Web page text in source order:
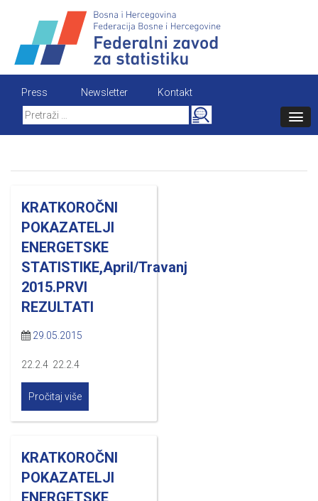
content
Press Newsletter
Kontakt
Search
for:
KRATKOROČNI
POKAZATELJI
ENERGETSKE
STATISTIKE,April/Travanj
2015.PRVI
REZULTATI
29.05.2015
22.2.4 22.2.4
Pročitaj više
KRATKOROČNI
POKAZATELJI
ENERGETSKE